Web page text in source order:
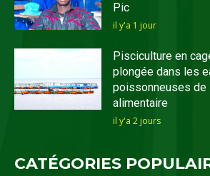
Pic
il y'a 1 jour
Pisciculture en
plongée dans les
poissonneuses de
alimentaire
il y'a 2 jours
CATÉGORIES